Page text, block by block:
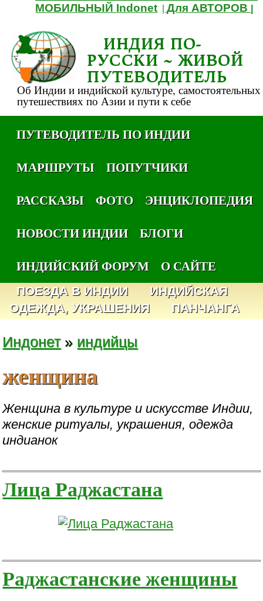
МОБИЛЬНЫЙ Indonet |Для АВТОРОВ
ИНДИЯ ПО-
РУССКИ ~ ЖИВОЙ
ПУТЕВОДИТЕЛЬ
Об Индии и индийской культуре, самостоятельных
путешествиях по Азии и пути к себе
ПУТЕВОДИТЕЛЬ ПО ИНДИИ
МАРШРУТЫ
ПОПУТЧИКИ
РАССКАЗЫ
ФОТО
ЭНЦИКЛОПЕДИЯ
НОВОСТИ ИНДИИ
БЛОГИ
ИНДИЙСКИЙ ФОРУМ
О САЙТЕ
ПОЕЗДА В ИНДИИ
ИНДИЙСКАЯ
ОДЕЖДА, УКРАШЕНИЯ
ПАНЧАНГА
Индонет» индийцы
женщина
Женщина в культуре и искусстве Индии,
женские ритуалы, украшения, одежда
индианок
Лица Раджастана
Раджастанские женщины